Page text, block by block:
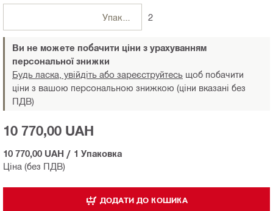
Упаковка 2
Ви не можете побачити ціни з урахуванням
персональної знижки
Будь ласка, увійдіть або зареєструйтесь щоб побачити
ціни з вашою персональною знижкою (ціни вказані без
ПДВ)
Ціна (без ПДВ)
10 770,00 UAH
10 770,00 UAH / 1 Упаковка
ДОДАТИ ДО КОШИКА